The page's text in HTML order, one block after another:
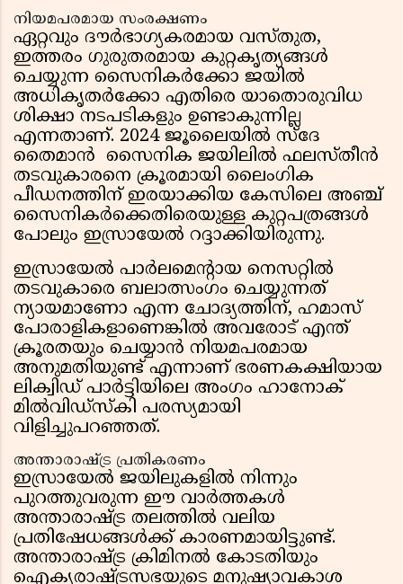
നിയമപരമായ സംരക്ഷണം
ഏറ്റവും ദൗർഭാഗ്യകരമായ വസ്തുത,
ഇത്തരം ഗുരുതരമായ കുറ്റകൃത്യങ്ങൾ
ചെയ്യുന്ന സൈനികർക്കോ ജയിൽ
അധികൃതർക്കോ എതിരെ യാതൊരുവിധ
ശിക്ഷാ നടപടികളും ഉണ്ടാകുന്നില്ല
എന്നതാണ്. 2024 ജൂലൈയിൽ സ്ദേ
തൈമാൻ സൈനിക ജയിലിൽ ഫലസ്തീൻ
തടവുകാരനെ ക്രൂരമായി ലൈംഗിക
പീഡനത്തിന് ഇരയാക്കിയ കേസിലെ അഞ്ച്
സൈനികർക്കെതിരെയുള്ള കുറ്റപത്രങ്ങൾ
പോലും ഇസ്രായേൽ റദ്ദാക്കിയിരുന്നു.
ഇസ്രായേൽ പാർലമെന്റായ നെസറ്റിൽ
തടവുകാരെ ബലാത്സംഗം ചെയ്യുന്നത്
ന്യായമാണോ എന്ന ചോദ്യത്തിന്, ഹമാസ്
പോരാളികളാണെങ്കിൽ അവരോട് എന്ത്
ക്രൂരതയും ചെയ്യാൻ നിയമപരമായ
അനുമതിയുണ്ട് എന്നാണ് ഭരണകക്ഷിയായ
ലിക്വിഡ് പാർട്ടിയിലെ അംഗം ഹാനോക്
മിൽവിഡ്സ്കി പരസ്യമായി
വിളിച്ചുപറഞ്ഞത്.
അന്താരാഷ്ട്ര പ്രതികരണം
ഇസ്രായേൽ ജയിലുകളിൽ നിന്നും
പുറത്തുവരുന്ന ഈ വാർത്തകൾ
അന്താരാഷ്ട്ര തലത്തിൽ വലിയ
പ്രതിഷേധങ്ങൾക്ക് കാരണമായിട്ടുണ്ട്.
അന്താരാഷ്ട്ര ക്രിമിനൽ കോടതിയും
ഐക്യരാഷ്ട്രസഭയുടെ മനുഷ്യാവകാശ